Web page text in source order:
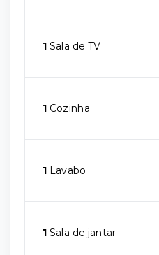
1 Sala de TV
1 Cozinha
1 Lavabo
1 Sala de jantar